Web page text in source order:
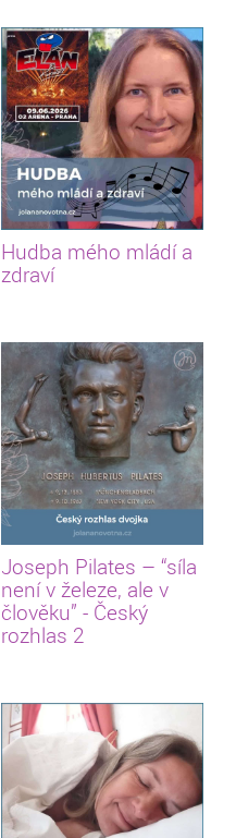
Hudba mého mládí a
zdraví
Joseph Pilates – “síla
není v železe, ale v
člověku” - Český
rozhlas 2